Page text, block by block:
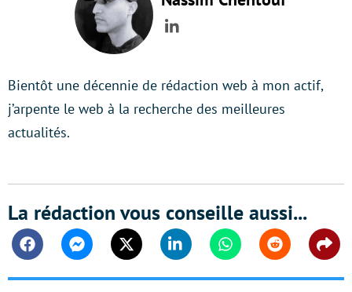
LinkedIn
Bientôt une décennie de rédaction web à mon actif,
j’arpente le web à la recherche des meilleures
actualités.
La rédaction vous conseille aussi...
FacebookMessengerTwitter Linkedin WhatsappReddit